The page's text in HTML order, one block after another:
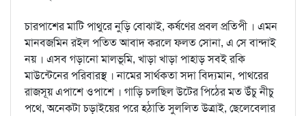
চারপাশের মাটি পাথুরে নুড়ি বোঝাই, কর্ষণের প্রবল প্রতিপী । এমন
মানবজমিন রইল পতিত আবাদ করলে ফলত সোনা, এ সে বান্দাই
নয় । এসব গড়ানো মালভূমি, খাড়া খাড়া পাহাড় সবই রকি
মাউন্টেনের পরিবারস্থ । নামের সার্থকতা সদা বিদ্যমান, পাথরের
রাজসূয় এপাশে ওপাশে । গাড়ি চলছিল উটের পিঠের মত উঁচু নীচু
পথে, অনেকটা চড়াইয়ের পরে হঠাতি সুললিত উত্রাই, ছেলেবেলার